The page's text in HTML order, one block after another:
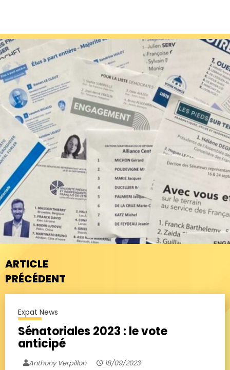
ARTICLE
PRÉCÉDENT
Expat News
Sénatoriales 2023 : le vote
anticipé
Anthony Verpillon 18/09/2023